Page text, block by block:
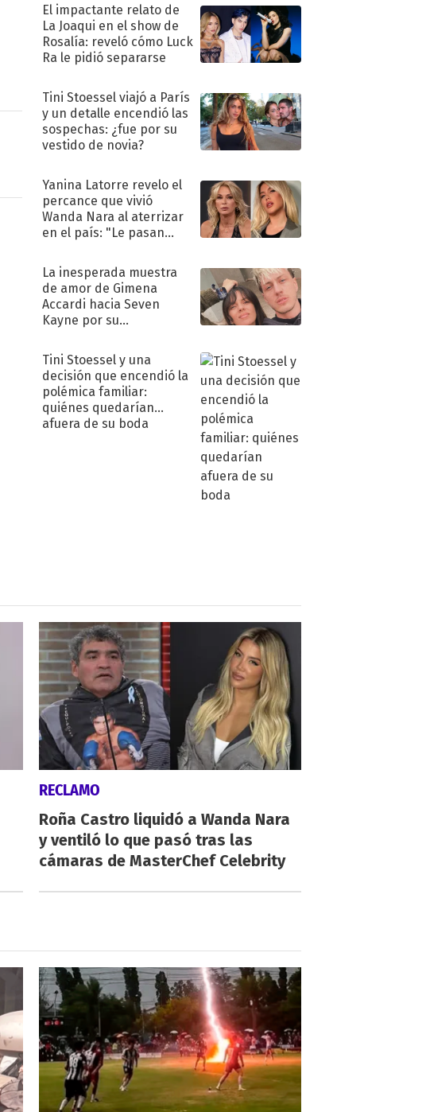
El impactante relato de
La Joaqui en el show de
Rosalía: reveló cómo Luck
Ra le pidió separarse
Tini Stoessel viajó a París
y un detalle encendió las
sospechas: ¿fue por su
vestido de novia?
Yanina Latorre revelo el
percance que vivió
Wanda Nara al aterrizar
en el país: "Le pasan
La inesperada muestra
de amor de Gimena
Accardi hacia Seven
Kayne por su
Tini Stoessel y una
decisión que encendió la
polémica familiar:
quiénes quedarían
afuera de su boda
RECLAMO
Roña Castro liquidó a Wanda Nara
y ventiló lo que pasó tras las
cámaras de MasterChef Celebrity